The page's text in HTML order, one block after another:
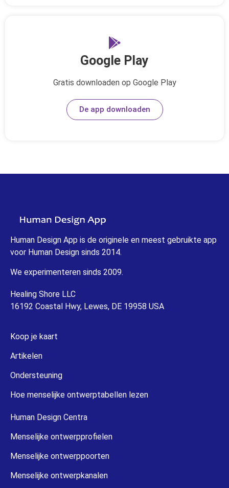
Google Play
Gratis downloaden op Google Play
De app downloaden
Human Design App is de originele en meest gebruikte app
voor Human Design sinds 2014.
We experimenteren sinds 2009.
Healing Shore LLC
16192 Coastal Hwy, Lewes, DE 19958 USA
Koop je kaart
Artikelen
Ondersteuning
Hoe menselijke ontwerptabellen lezen
Human Design Centra
Menselijke ontwerpprofielen
Menselijke ontwerppoorten
Menselijke ontwerpkanalen